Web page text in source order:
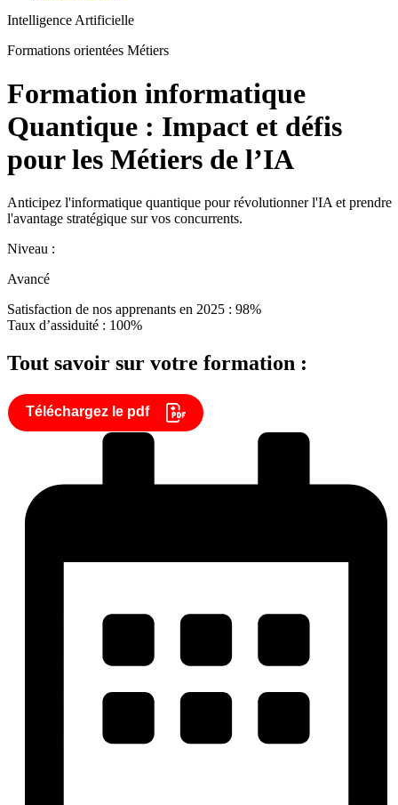
Intelligence Artificielle
Formations orientées Métiers
Formation informatique
Quantique : Impact et défis
pour les Métiers de l’IA
Anticipez l'informatique quantique pour révolutionner l'IA et prendre
l'avantage stratégique sur vos concurrents.
Niveau :
Avancé
Satisfaction de nos apprenants en 2025 : 98%
Taux d’assiduité : 100%
Tout savoir sur votre formation :
Téléchargez le pdf